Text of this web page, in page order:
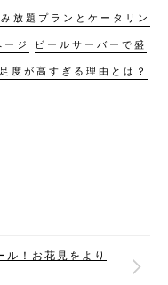
放題プランとケータリン
ージ ビールサーバーで盛
度が高すぎる理由とは？
！お花見をより